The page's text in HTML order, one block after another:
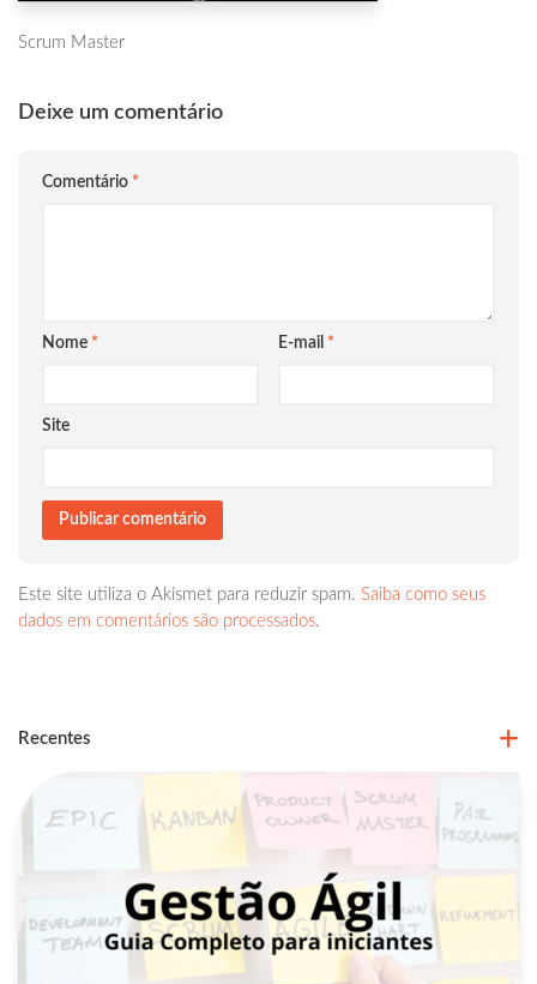
Scrum Master
Deixe um comentário
Comentário *
Nome * E-mail *
Site
Este site utiliza o Akismet para reduzir spam. Saiba como seus
dados em comentários são processados.
Recentes